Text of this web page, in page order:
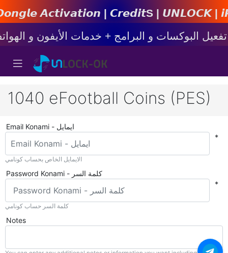
𝘼𝙘𝙩𝙞𝙫𝙖𝙩𝙞𝙤𝙣 | 𝘾𝙧𝙚𝙙𝙞𝙩s | 𝙐𝙉𝙇𝙊𝘾𝙆
1040 eFootball Coins (PES)
Email Konami - ايمايل
*
الايمايل الخاص بحساب كونامي
Password Konami - كلمة السر
*
كلمة السر حساب كونامي
Notes